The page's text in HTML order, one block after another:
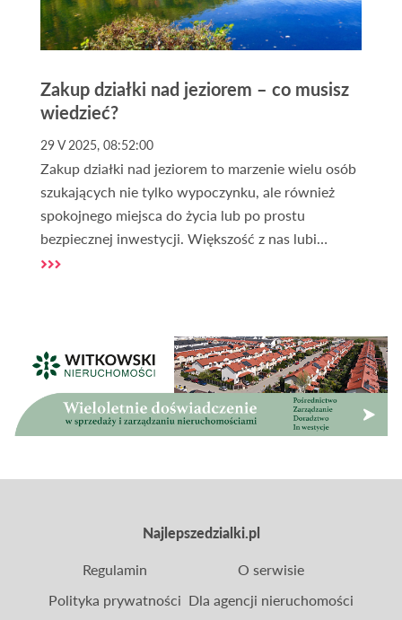
Zakup działki nad jeziorem – co musisz
wiedzieć?
29 V 2025, 08:52:00
Zakup działki nad jeziorem to marzenie wielu osób
szukających nie tylko wypoczynku, ale również
spokojnego miejsca do życia lub po prostu
bezpiecznej inwestycji. Większość z nas lubi
bliskość wody, kontakt z naturą i ciszę, dlatego
uwagę. Są to kwestie formalne i praktyczne – od
rodzaju działki, przez jej uzbrojenie, po możliwość
budowy domu nad jeziorem zgodnie z
obowiązującym prawem.
Najlepszedzialki.pl
Regulamin
Polityka prywatności
O serwisie
Dla agencji nieruchomości